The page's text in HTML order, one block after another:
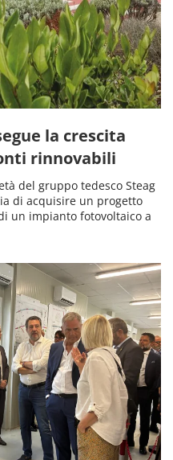
la crescita
rinnovabili
del gruppo tedesco Steag
di acquisire un progetto
un impianto fotovoltaico a